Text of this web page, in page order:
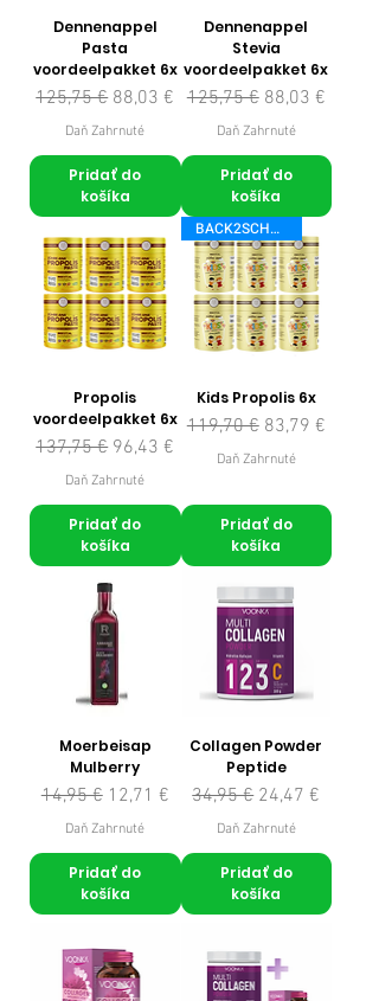
Dennenappel
Pasta
voordeelpakket 6x
Normálna cena
125,75 € Zľavnená cena
88,03 €
Daň Zahrnuté
Pridať do
košíka
Dennenappel
Stevia
voordeelpakket 6x
Normálna cena
125,75 € Zľavnená cena
88,03 €
Daň Zahrnuté
Pridať do
košíka
Propolis
voordeelpakket 6x
Normálna cena
137,75 € Zľavnená cena
96,43 €
Daň Zahrnuté
Pridať do
košíka
BACK2SCHOOL
Kids Propolis 6x
Normálna cena
119,70 € Zľavnená cena
83,79 €
Daň Zahrnuté
Pridať do
košíka
Moerbeisap
Mulberry
Normálna cena
14,95 € Zľavnená cena
12,71 €
Daň Zahrnuté
Pridať do
košíka
Collagen Powder
Peptide
Normálna cena
34,95 € Zľavnená cena
24,47 €
Daň Zahrnuté
Pridať do
košíka